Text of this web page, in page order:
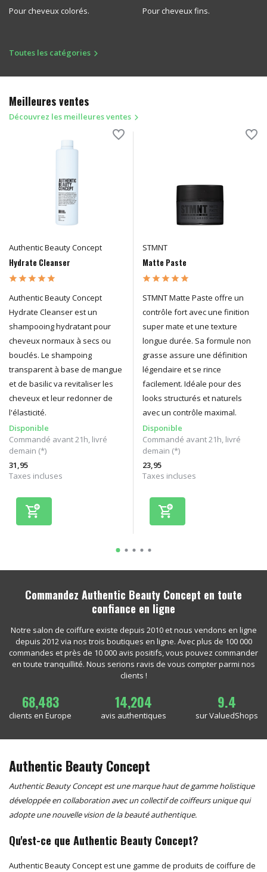
Pour cheveux colorés. Pour cheveux fins.
Toutes les catégories
Meilleures ventes
Découvrez les meilleures ventes
Authentic Beauty Concept
Hydrate Cleanser
Authentic Beauty Concept
Hydrate Cleanser est un
shampooing hydratant pour
cheveux normaux à secs ou
bouclés. Le shampoing
transparent à base de mangue
et de basilic va revitaliser les
cheveux et leur redonner de
l'élasticité.
Disponible
Commandé avant 21h, livré
demain (*)
31,95
Taxes incluses
STMNT
Matte Paste
STMNT Matte Paste offre un
contrôle fort avec une finition
super mate et une texture
longue durée. Sa formule non
grasse assure une définition
légendaire et se rince
facilement. Idéale pour des
looks structurés et naturels
avec un contrôle maximal.
Disponible
Commandé avant 21h, livré
demain (*)
23,95
Taxes incluses
Commandez Authentic Beauty Concept en toute
confiance en ligne
Notre salon de coiffure existe depuis 2010 et nous vendons en ligne
depuis 2012 via nos trois boutiques en ligne. Avec plus de 100 000
commandes et près de 10 000 avis positifs, vous pouvez commander
en toute tranquillité. Nous serions ravis de vous compter parmi nos
clients !
68,483
clients en Europe
14,204
avis authentiques
9.4
sur ValuedShops
Authentic Beauty Concept
Authentic Beauty Concept est une marque haut de gamme holistique
développée en collaboration avec un collectif de coiffeurs unique qui
adopte une nouvelle vision de la beauté authentique.
Qu'est-ce que Authentic Beauty Concept?
Authentic Beauty Concept est une gamme de produits de coiffure de